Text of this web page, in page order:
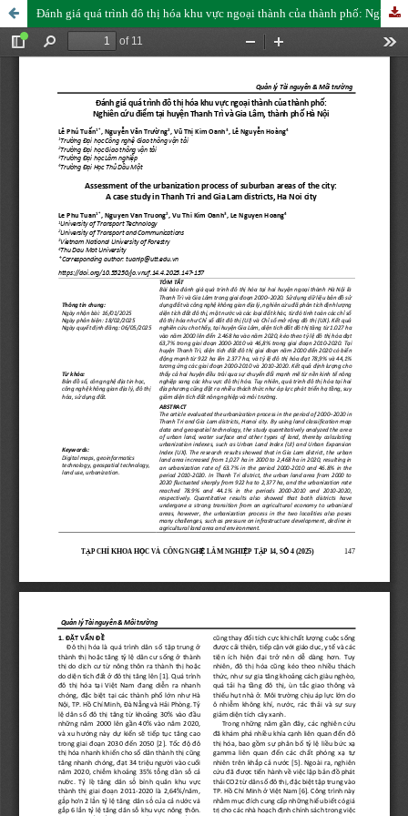
Đánh giá quá trình đô thị hóa khu vực ngoại thành của thành phố: Nghiên cứu điểm tại huyện Thanh Trì và Gia Lâm, thành phố Hà Nội